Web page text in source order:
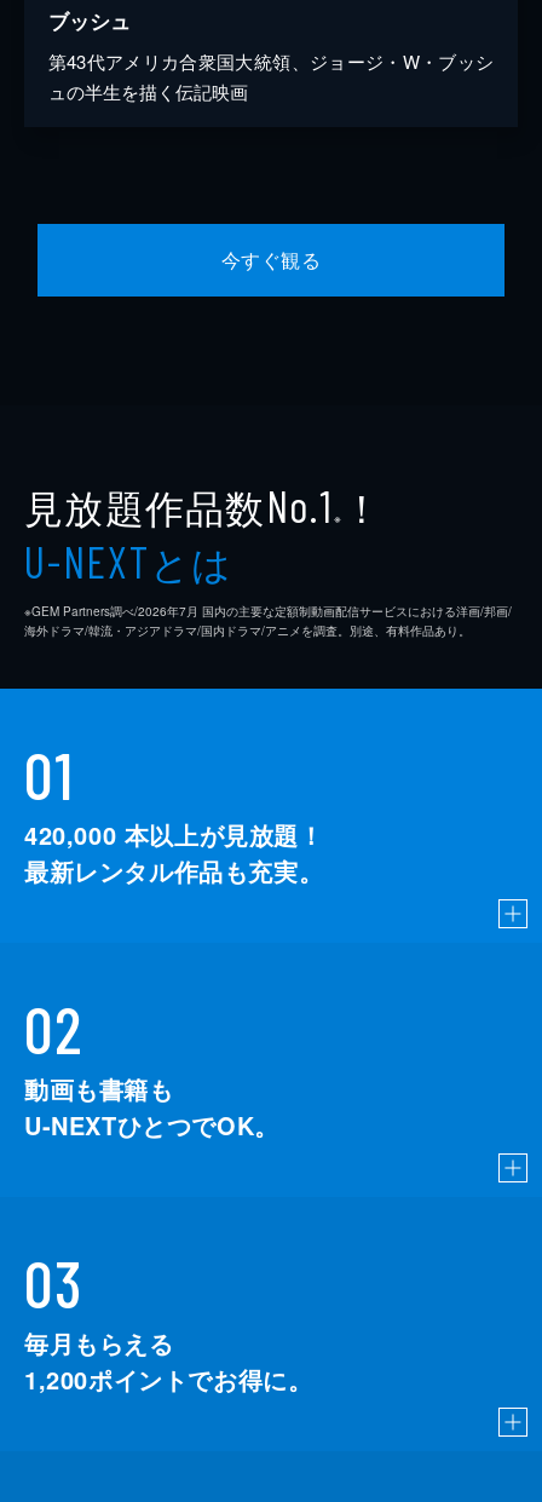
ブッシュ
第43代アメリカ合衆国大統領、ジョージ・W・ブッシ
ュの半生を描く伝記映画
今すぐ観る
見放題作品数No.1 ※ ！
U-NEXTとは
※GEM Partners調べ/2026年7⽉ 国内の主要な定額制動画配信サービスにおける洋画/邦画/
海外ドラマ/韓流・アジアドラマ/国内ドラマ/アニメを調査。別途、有料作品あり。
01
420,000 本以上が見放題！
最新レンタル作品も充実。
02
動画も書籍も
U-NEXTひとつでOK。
03
毎月もらえる
1,200ポイントでお得に。